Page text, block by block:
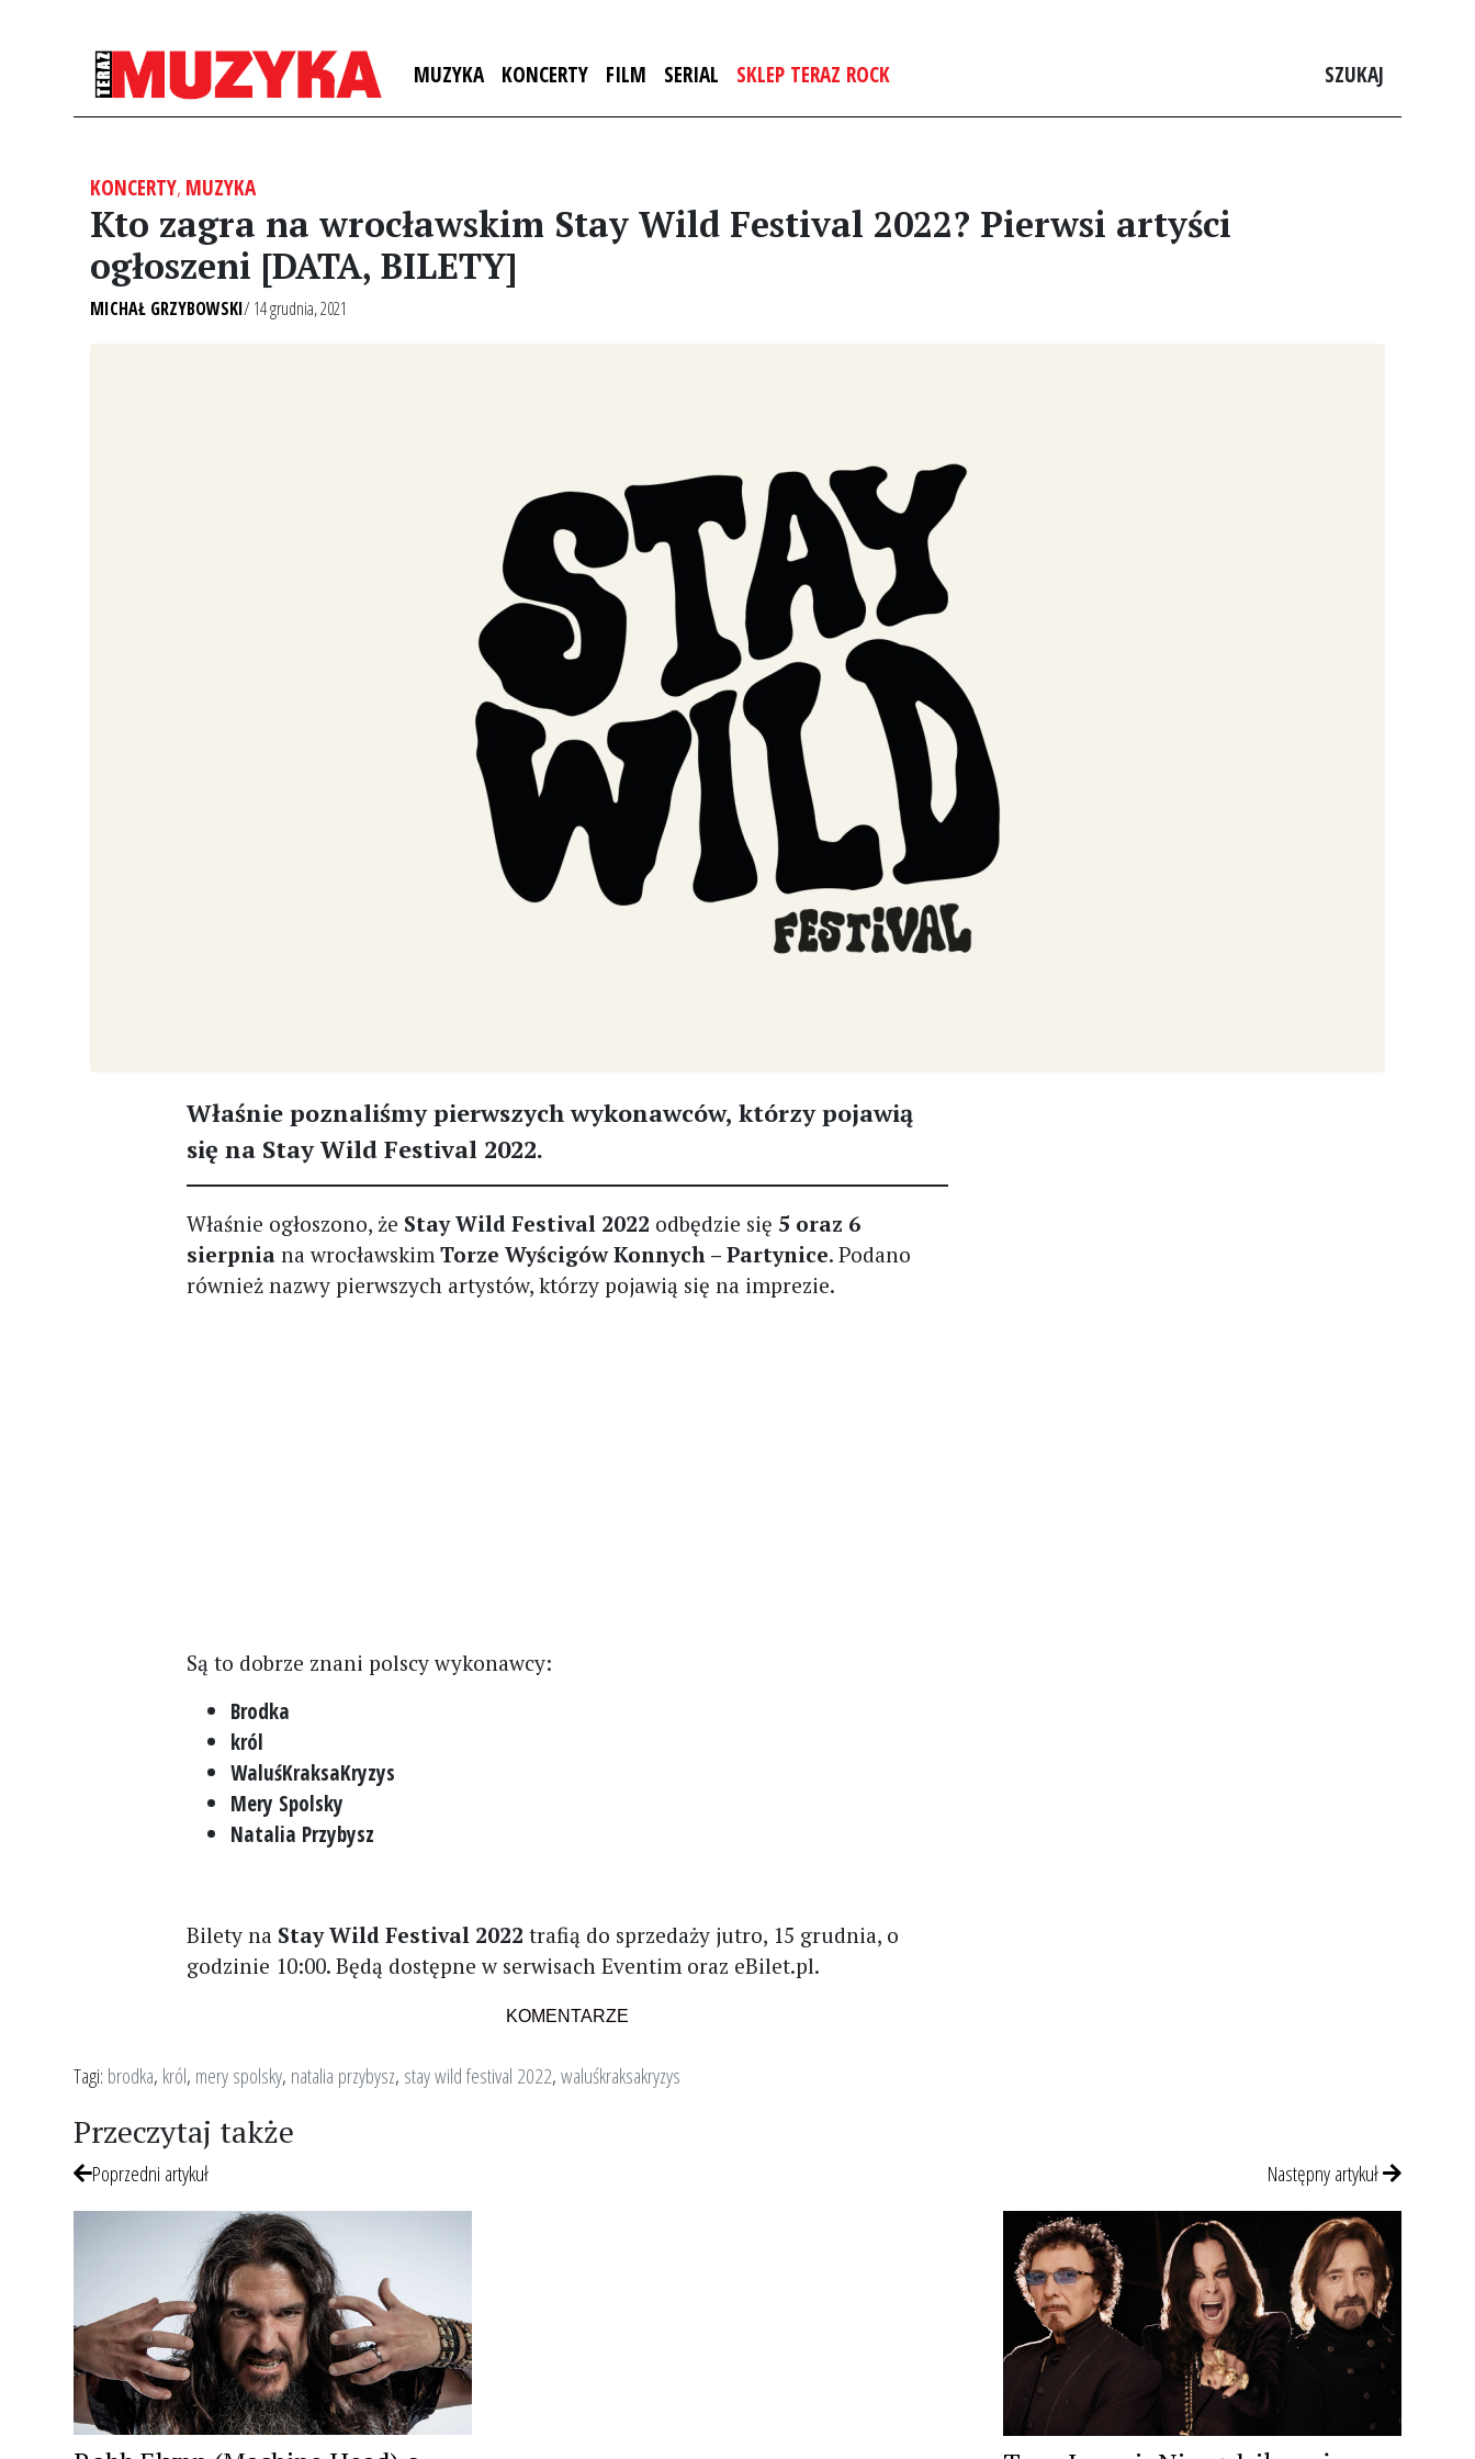
MUZYKA KONCERTY FILM SERIAL SKLEP TERAZ ROCK SZUKAJ
KONCERTY, MUZYKA
Kto zagra na wrocławskim Stay Wild Festival 2022? Pierwsi artyści
ogłoszeni [DATA, BILETY]
MICHAŁ GRZYBOWSKI/ 14 grudnia, 2021
Właśnie poznaliśmy pierwszych wykonawców, którzy pojawią
się na Stay Wild Festival 2022.
Właśnie ogłoszono, że Stay Wild Festival 2022 odbędzie się 5 oraz 6
sierpnia na wrocławskimTorze Wyścigów Konnych – Partynice. Podano
również nazwy pierwszych artystów, którzy pojawią się na imprezie.
Są to dobrze znani polscy wykonawcy:
Brodka
król
WaluśKraksaKryzys
Mery Spolsky
Natalia Przybysz
Bilety na Stay Wild Festival 2022 trafią do sprzedaży jutro, 15 grudnia, o
godzinie 10:00. Będą dostępne w serwisach Eventim oraz eBilet.pl.
KOMENTARZE
Tagi: brodka, król, mery spolsky, natalia przybysz, stay wild festival 2022,waluśkraksakryzys
Przeczytaj także
Poprzedni artykuł Następny artykuł